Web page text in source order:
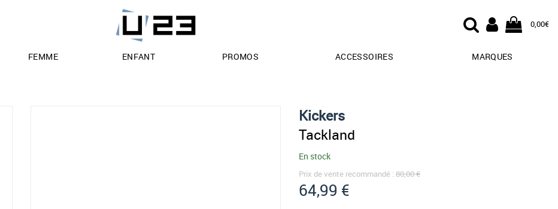
0,00€
FEMME ENFANT PROMOS ACCESSOIRES MARQUES
Kickers
Tackland
En stock
Prix de vente recommandé : 80,00 €
64,99 €